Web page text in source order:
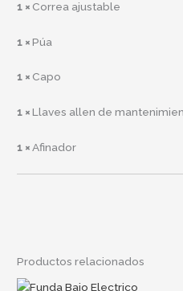
1 × Correa ajustable
1 ×Púa
1 × Capo
1 ×Llaves allen de
1 × Afinador
Productos relacionados